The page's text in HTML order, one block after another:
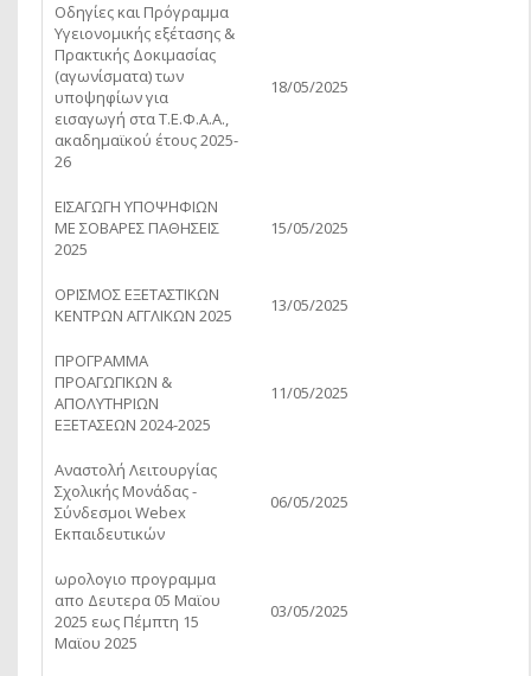
Οδηγίες και Πρόγραμμα
Υγειονομικής εξέτασης &
Πρακτικής Δοκιμασίας
(αγωνίσματα) των
υποψηφίων για
εισαγωγή στα Τ.Ε.Φ.Α.Α.,
ακαδημαϊκού έτους 2025-
26
18/05/2025
ΕΙΣΑΓΩΓΗ ΥΠΟΨΗΦΙΩΝ
ΜΕ ΣΟΒΑΡΕΣ ΠΑΘΗΣΕΙΣ
2025
15/05/2025
ΟΡΙΣΜΟΣ ΕΞΕΤΑΣΤΙΚΩΝ
ΚΕΝΤΡΩΝ ΑΓΓΛΙΚΩΝ 2025
13/05/2025
ΠΡΟΓΡΑΜΜΑ
ΠΡΟΑΓΩΓΙΚΩΝ &
ΑΠΟΛΥΤΗΡΙΩΝ
ΕΞΕΤΑΣΕΩΝ 2024-2025
11/05/2025
Αναστολή Λειτουργίας
Σχολικής Μονάδας -
Σύνδεσμοι Webex
Εκπαιδευτικών
06/05/2025
ωρολογιο προγραμμα
απο Δευτερα 05 Μαϊου
2025 εως Πέμπτη 15
Μαϊου 2025
03/05/2025